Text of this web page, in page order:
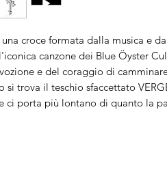
croce formata dalla musica e
canzone dei Blue Öyster
e del coraggio di
si trova il teschio sfaccettato
ci porta più lontano di quanto la